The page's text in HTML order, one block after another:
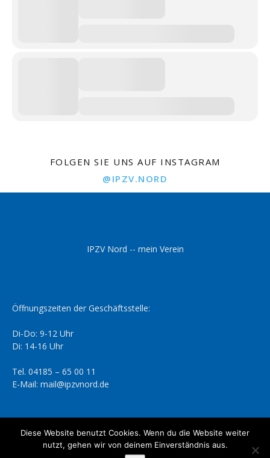
FOLGEN SIE UNS AUF INSTAGRAM
@IPZV.NORD
IPZV Nord -- mein Verein
Öffnungszeiten der Geschäftsstelle:
Di-Do: 9-12 Uhr
Di: 14-16 Uhr
Tel. 04185 – 65 00 11
E-Mail: mail@ipzvnord.de
Datenschutzerklärung Impressum
Diese Website benutzt Cookies. Wenn du die Website weiter
nutzt, gehen wir von deinem Einverständnis aus.